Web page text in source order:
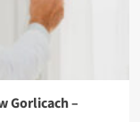
Gorlicach –